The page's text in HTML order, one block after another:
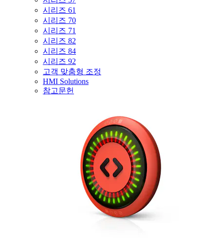
시리즈 61
시리즈 70
시리즈 71
시리즈 82
시리즈 84
시리즈 92
고객 맞춤형 조정
HMI Solutions
참고문헌